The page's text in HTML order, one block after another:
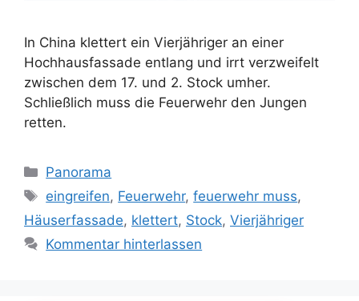
In China klettert ein Vierjähriger an einer
Hochhausfassade entlang und irrt verzweifelt
zwischen dem 17. und 2. Stock umher.
Schließlich muss die Feuerwehr den Jungen
retten.
Kategorien
Panorama
Schlagwörter
eingreifen, Feuerwehr,feuerwehr muss,
Häuserfassade, klettert, Stock, Vierjähriger
Kommentar hinterlassen